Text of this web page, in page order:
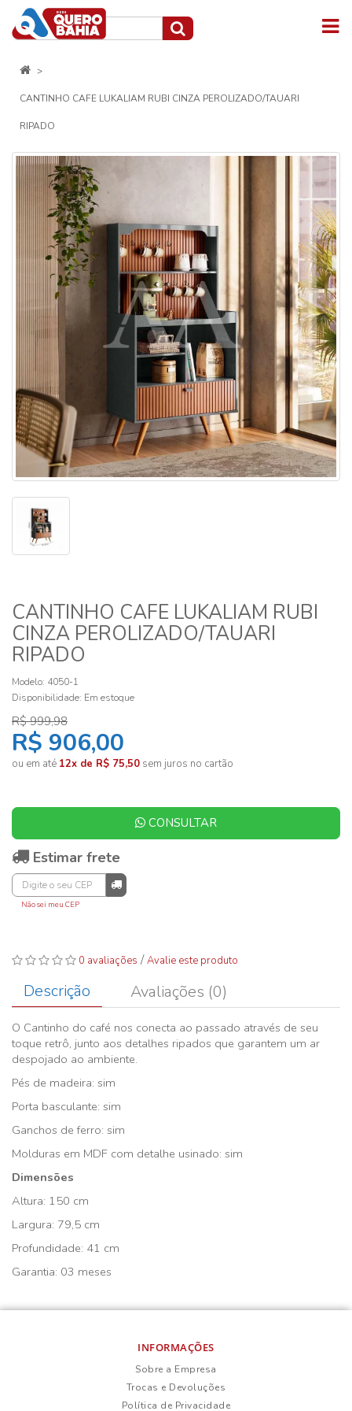
CANTINHO CAFE LUKALIAM RUBI CINZA PEROLIZADO/TAUARI
RIPADO
CANTINHO CAFE LUKALIAM RUBI
CINZA PEROLIZADO/TAUARI
RIPADO
Modelo: 4050-1
Disponibilidade: Em estoque
R$ 999,98
R$ 906,00
ou em até 12x de R$ 75,50 sem juros no cartão
CONSULTAR
Estimar frete
Não sei meu CEP
0 avaliações /Avalie este produto
Descrição Avaliações (0)
O Cantinho do café nos conecta ao passado através de seu
toque retrô, junto aos detalhes ripados que garantem um ar
despojado ao ambiente.
Pés de madeira: sim
Porta basculante: sim
Ganchos de ferro: sim
Molduras em MDF com detalhe usinado: sim
Dimensões
Altura: 150 cm
Largura: 79,5 cm
Profundidade: 41 cm
Garantia: 03 meses
INFORMAÇÕES
Sobre a Empresa
Trocas e Devoluções
Política de Privacidade